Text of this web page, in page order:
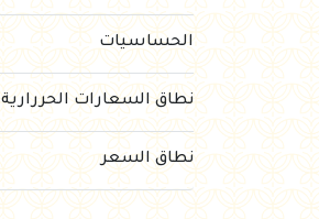
رايس كيك Rice cake
الحساسيات
نطاق السعارات الحررارية
نطاق السعر